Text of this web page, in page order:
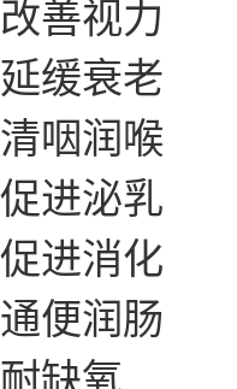
改善视力
延缓衰老
清咽润喉
促进泌乳
促进消化
通便润肠
耐缺氧